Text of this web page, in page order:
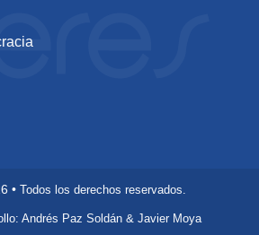
• Todos los derechos reservados.
Andrés Paz Soldán & Javier Moya